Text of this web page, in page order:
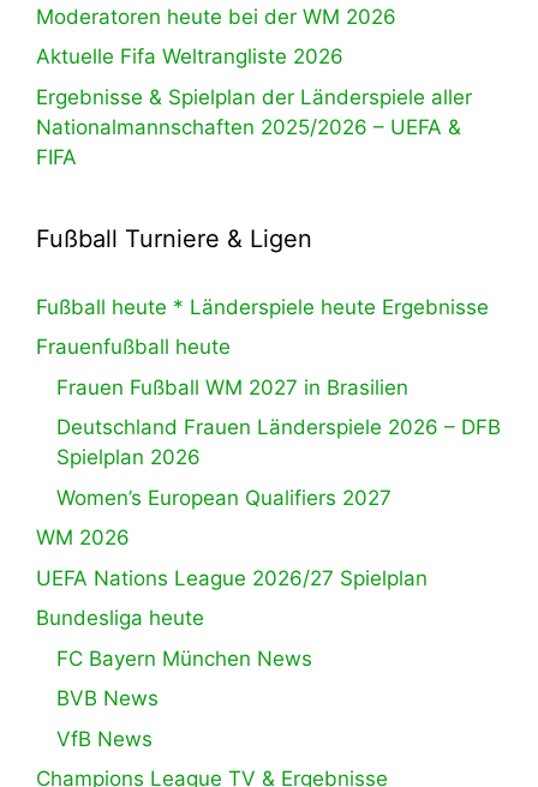
Moderatoren heute bei der WM 2026
Aktuelle Fifa Weltrangliste 2026
Ergebnisse & Spielplan der Länderspiele aller
Nationalmannschaften 2025/2026 – UEFA &
FIFA
Fußball Turniere & Ligen
Fußball heute * Länderspiele heute Ergebnisse
Frauenfußball heute
Frauen Fußball WM 2027 in Brasilien
Deutschland Frauen Länderspiele 2026 – DFB
Spielplan 2026
Women’s European Qualifiers 2027
WM 2026
UEFA Nations League 2026/27 Spielplan
Bundesliga heute
FC Bayern München News
BVB News
VfB News
Champions League TV & Ergebnisse